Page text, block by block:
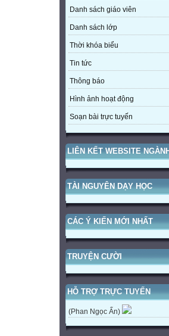
Danh sách giáo viên
Danh sách lớp
Thời khóa biểu
Tin tức
Thông báo
Hình ảnh hoạt động
Soạn bài trực tuyến
LIÊN KẾT WEBSITE NGÀNH
TÀI NGUYÊN DẠY HỌC
CÁC Ý KIẾN MỚI NHẤT
TRUYỆN CƯỜI
HỖ TRỢ TRỰC TUYẾN
(Phan Ngọc Ẩn)